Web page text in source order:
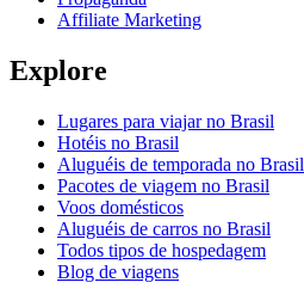
Affiliate Marketing
Explore
Lugares para viajar no Brasil
Hotéis no Brasil
Aluguéis de temporada no Brasil
Pacotes de viagem no Brasil
Voos domésticos
Aluguéis de carros no Brasil
Todos tipos de hospedagem
Blog de viagens